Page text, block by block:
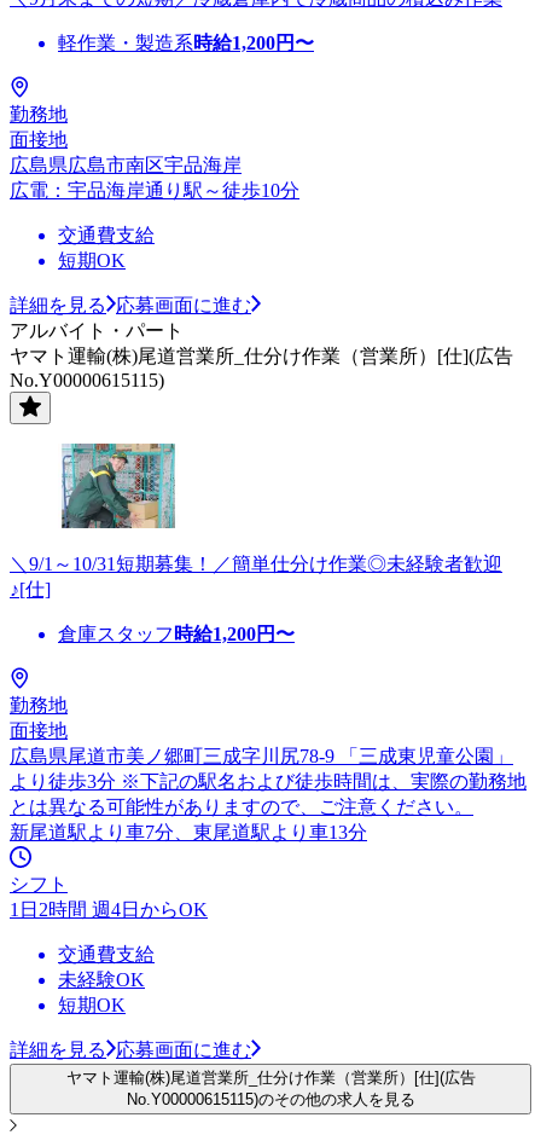
軽作業・製造系時給1,200円〜
勤務地
面接地
広島県広島市南区宇品海岸
広電：宇品海岸通り駅～徒歩10分
交通費支給
短期OK
詳細を見る
応募画面に進む
アルバイト・パート
ヤマト運輸(株)尾道営業所_仕分け作業（営業所）[仕](広告
No.Y00000615115)
＼9/1～10/31短期募集！／簡単仕分け作業◎未経験者歓迎
♪[仕]
倉庫スタッフ 時給1,200円〜
勤務地
面接地
広島県尾道市美ノ郷町三成字川尻78-9 「三成東児童公園」
より徒歩3分 ※下記の駅名および徒歩時間は、実際の勤務地
とは異なる可能性がありますので、ご注意ください。
新尾道駅より車7分、東尾道駅より車13分
シフト
1日2時間 週4日からOK
交通費支給
未経験OK
短期OK
詳細を見る 応募画面に進む
ヤマト運輸(株)尾道営業所_仕分け作業（営業所）[仕](広告
No.Y00000615115)のその他の求人を見る